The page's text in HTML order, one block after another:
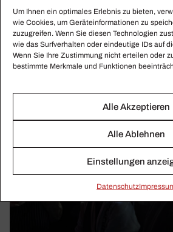
Um Ihnen ein optimales Erlebnis zu bieten,
wie Cookies, um Geräteinformationen zu
zuzugreifen. Wenn Sie diesen Technologien
wie das Surfverhalten oder eindeutige IDs auf
Wenn Sie Ihre Zustimmung nicht erteilen oder
bestimmte Merkmale und Funktionen
Alle Akzeptieren
Alle Ablehnen
Einstellungen
Daten­schutz